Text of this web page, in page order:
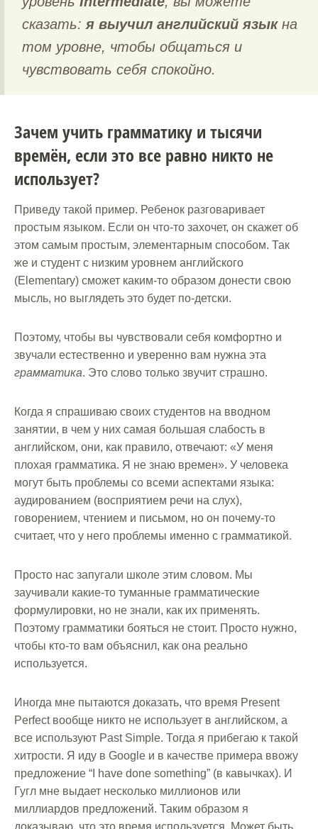
сказать: я выучил английский языкна
том уровне, чтобы общаться и
чувствовать себя спокойно.
Зачем учить грамматику и тысячи
времён, если это все равно никто не
использует?
Приведу такой пример. Ребенок разговаривает
простым языком. Если он что-то захочет, он скажет об
этом самым простым, элементарным способом. Так
же и студент с низким уровнем английского
(Elementary) сможет каким-то образом донести свою
мысль, но выглядеть это будет по-детски.
Поэтому, чтобы вы чувствовали себя комфортно и
звучали естественно и уверенно вам нужна эта
грамматика. Это слово только звучит страшно.
Когда я спрашиваю своих студентов на вводном
занятии, в чем у них самая большая слабость в
английском, они, как правило, отвечают: «У меня
плохая грамматика. Я не знаю времен». У человека
могут быть проблемы со всеми аспектами языка:
аудированием (восприятием речи на слух),
говорением, чтением и письмом, но он почему-то
считает, что у него проблемы именно с грамматикой.
Просто нас запугали школе этим словом. Мы
заучивали какие-то туманные грамматические
формулировки, но не знали, как их применять.
Поэтому грамматики бояться не стоит. Просто нужно,
чтобы кто-то вам объяснил, как она реально
используется.
Иногда мне пытаются доказать, что время Present
Perfect вообще никто не использует в английском, а
все используют Past Simple. Тогда я прибегаю к такой
хитрости. Я иду в Google и в качестве примера ввожу
предложение “I have done something” (в кавычках). И
Гугл мне выдает несколько миллионов или
миллиардов предложений. Таким образом я
доказываю, что это время используется. Может быть,